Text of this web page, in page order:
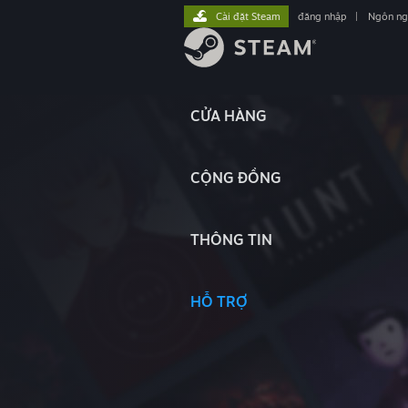
CỬA HÀNG
CỘNG ĐỒNG
THÔNG TIN
HỖ TRỢ
Cài đặt Steam đăng nhập Ngôn